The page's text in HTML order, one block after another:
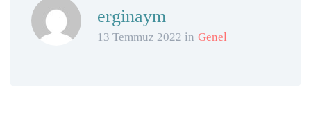
erginaym
13 Temmuz 2022 in Genel